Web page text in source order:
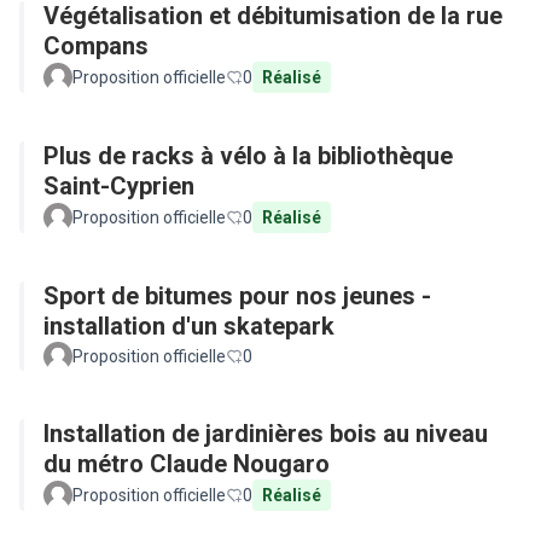
Végétalisation et débitumisation de la rue
Compans
Proposition officielle 0 Réalisé
Plus de racks à vélo à la bibliothèque
Saint-Cyprien
Proposition officielle 0 Réalisé
Sport de bitumes pour nos jeunes -
installation d'un skatepark
Proposition officielle 0
Installation de jardinières bois au niveau
du métro Claude Nougaro
Proposition officielle 0 Réalisé